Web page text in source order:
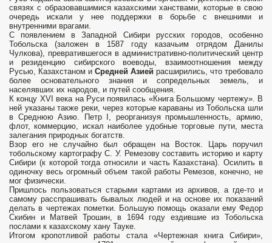
связях с образовавшимися казахскими ханствами, которые в свою
очередь искали у нее поддержки в борьбе с внешними и
внутренними врагами.
С появлением в Западной Сибири русских городов, особенно
Тобольска (заложен в 1587 году казачьим отрядом Данилы
Чулкова), превратившегося в административно-политический центр
и резиденцию сибирского воеводы, взаимоотношения между
Русью, Казахстаном и Средней Азией расширились, что требовало
более основательного знания и сопредельных земель, и
населявших их народов, и путей сообщения.
К концу XVI века на Руси появилась «Книга Большому чертежу». В
ней указаны также реки, через которые караваны из Тобольска шли
в Среднюю Азию. Петр I, реорганизуя промышленность, армию,
флот, коммерцию, искал наиболее удобные торговые пути, места
залегания природных богатств.
Взор его не случайно был обращен на Восток. Царь поручил
тобольскому картографу С. У. Ремезову составить историю и карту
Сибири (к которой тогда относили и часть Казахстана). Осилить в
одиночку весь огромный объем такой работы Ремезов, конечно, не
мог физически.
Пришлось пользоваться старыми картами из архивов, а где-то и
самому расспрашивать бывалых людей и на основе их показаний
делать в чертежах пометки. Большую помощь оказали ему Федор
Скибин и Матвей Трошин, в 1694 году ездившие из Тобольска
послами к казахскому хану Тауке.
Итогом кропотливой работы стала «Чертежная книга Сибири»,